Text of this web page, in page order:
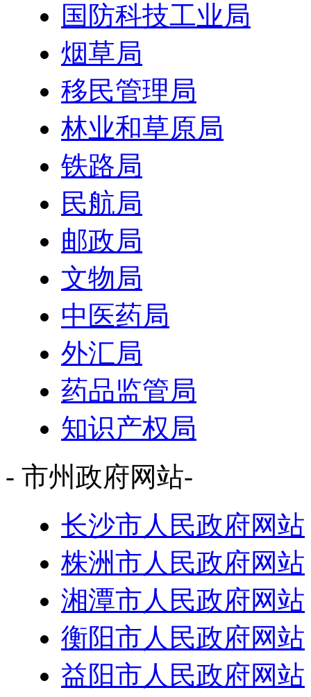
国防科技工业局
烟草局
移民管理局
林业和草原局
铁路局
民航局
邮政局
文物局
中医药局
外汇局
药品监管局
知识产权局
- 市州政府网站-
长沙市人民政府网站
株洲市人民政府网站
湘潭市人民政府网站
衡阳市人民政府网站
益阳市人民政府网站